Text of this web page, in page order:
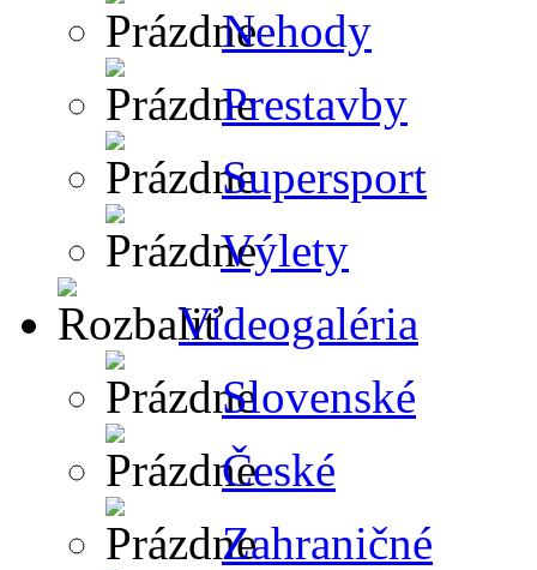
Nehody
Prestavby
Supersport
Výlety
Videogaléria
Slovenské
České
Zahraničné